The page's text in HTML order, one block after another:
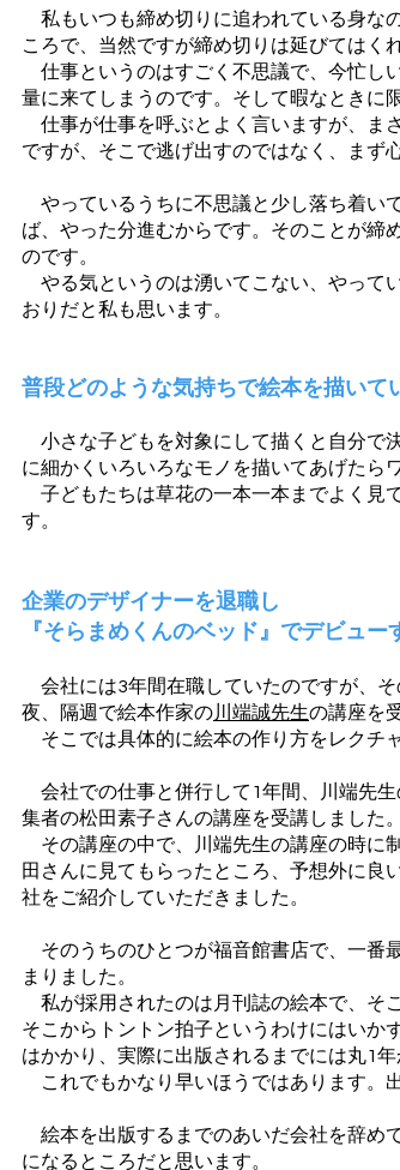
私もいつも締め切りに追われている身な
ころで、当然ですが締め切りは延びてはく
仕事というのはすごく不思議で、今忙し
量に来てしまうのです。そして暇なときに
仕事が仕事を呼ぶとよく言いますが、ま
ですが、そこで逃げ出すのではなく、まず
やっているうちに不思議と少し落ち着い
ば、やった分進むからです。そのことが締
のです。
やる気というのは湧いてこない、やって
おりだと私も思います。
普段どのような気持ちで絵本を描いて
小さな子どもを対象にして描くと自分で
に細かくいろいろなモノを描いてあげたら
子どもたちは草花の一本一本までよく見
す。
企業のデザイナーを退職し
『そらまめくんのベッド』でデビュ
会社には3年間在職していたのですが、
夜、隔週で絵本作家の川端誠先生の講座を
そこでは具体的に絵本の作り方をレクチ
会社での仕事と併行して1年間、川端先
集者の松田素子さんの講座を受講しました。
その講座の中で、川端先生の講座の時に
田さんに見てもらったところ、予想外に良
社をご紹介していただきました。
そのうちのひとつが福音館書店で、一番
まりました。
私が採用されたのは月刊誌の絵本で、そ
そこからトントン拍子というわけにはいか
はかかり、実際に出版されるまでには丸1年
これでもかなり早いほうではあります。
絵本を出版するまでのあいだ会社を辞め
になるところだと思います。